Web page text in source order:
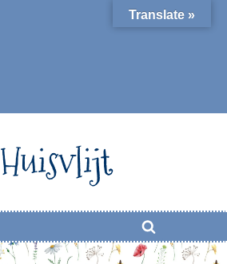
Huisvlijt
Translate »